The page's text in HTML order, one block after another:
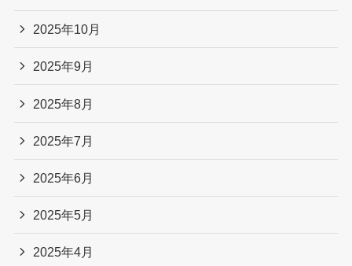
2025年10月
2025年9月
2025年8月
2025年7月
2025年6月
2025年5月
2025年4月